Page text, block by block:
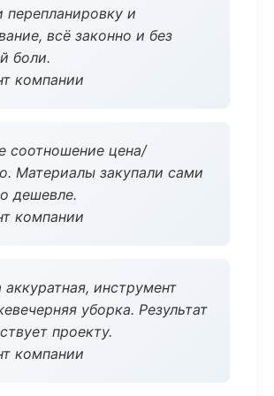
перепланировку и
всё законно и без
боли.
компании
соотношение цена/
Материалы закупали сами
дешевле.
компании
аккуратная, инструмент
уборка. Результат
проекту.
компании